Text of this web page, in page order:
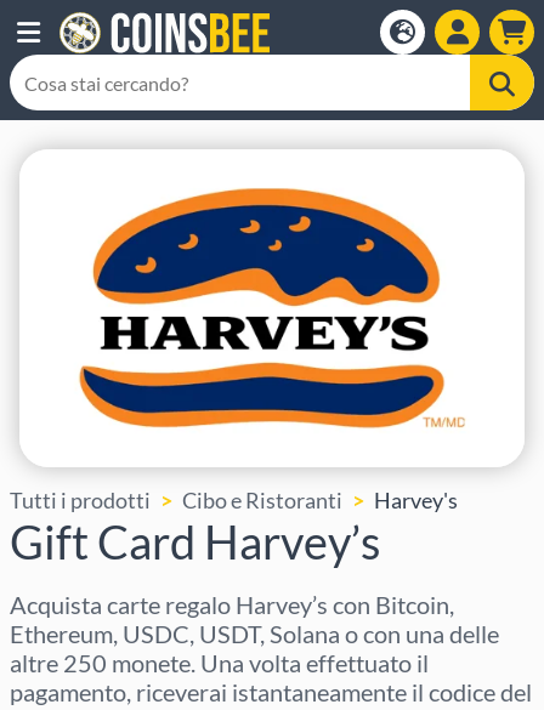
Tutti i prodotti Cibo e Ristoranti Harvey's
Gift Card Harvey’s
Acquista carte regalo Harvey’s con Bitcoin,
Ethereum, USDC, USDT, Solana o con una delle
altre 250 monete. Una volta effettuato il
pagamento, riceverai istantaneamente il codice del